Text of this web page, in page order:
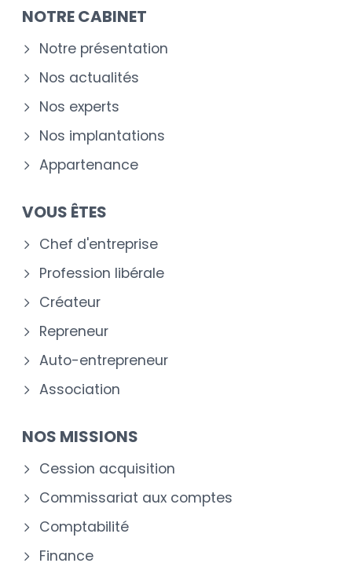
NOTRE CABINET
Notre présentation
Nos actualités
Nos experts
Nos implantations
Appartenance
VOUS ÊTES
Chef d'entreprise
Profession libérale
Créateur
Repreneur
Auto-entrepreneur
Association
NOS MISSIONS
Cession acquisition
Commissariat aux comptes
Comptabilité
Finance